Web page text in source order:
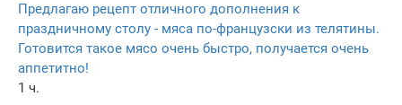
Предлагаю рецепт отличного дополнения к
праздничному столу - мяса по-французски из телятины.
Готовится такое мясо очень быстро, получается очень
аппетитно!
1 ч.